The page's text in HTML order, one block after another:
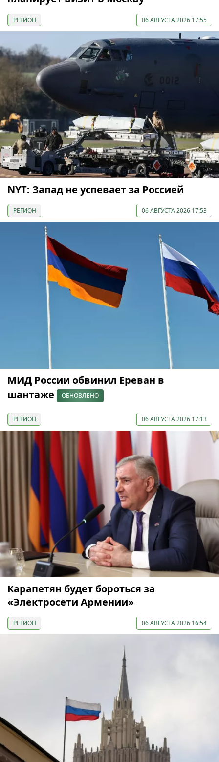
РЕГИОН 06 АВГУСТА 2026 17:55
NYT: Запад не успевает за Россией
РЕГИОН 06 АВГУСТА 2026 17:53
МИД России обвинил Ереван в
шантаже
ОБНОВЛЕНО
РЕГИОН 06 АВГУСТА 2026 17:13
Карапетян будет бороться за
«Электросети Армении»
РЕГИОН 06 АВГУСТА 2026 16:54